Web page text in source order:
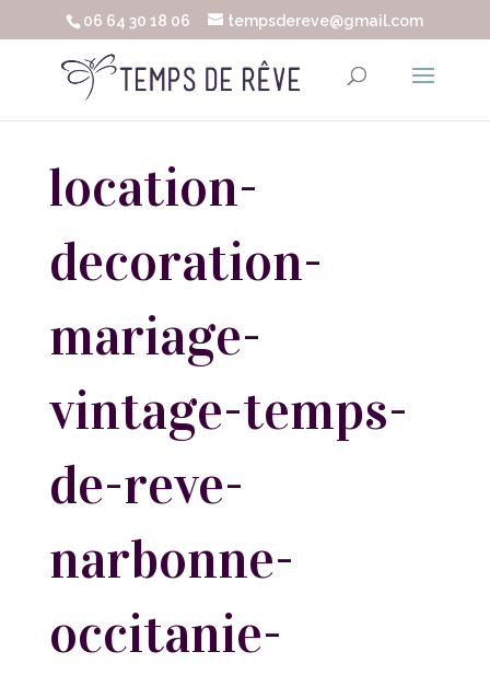
06 64 30 18 06 tempsdereve@gmail.com
location-
decoration-
mariage-
vintage-temps-
de-reve-
narbonne-
occitanie-